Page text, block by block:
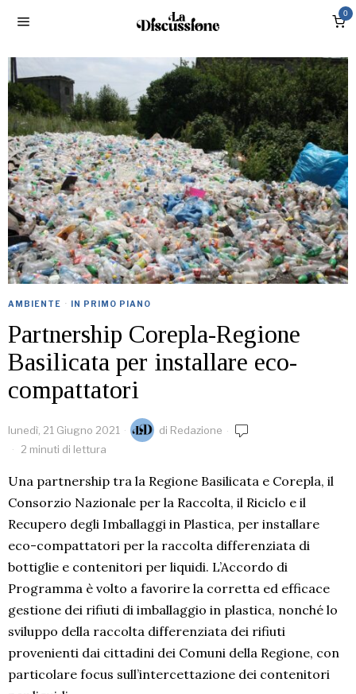
0
AMBIENTE · IN PRIMO PIANO
Partnership Corepla-Regione
Basilicata per installare eco-
compattatori
lunedì, 21 Giugno 2021 di Redazione
2 minuti di lettura
Una partnership tra la Regione Basilicata e Corepla, il
Consorzio Nazionale per la Raccolta, il Riciclo e il
Recupero degli Imballaggi in Plastica, per installare
eco-compattatori per la raccolta differenziata di
bottiglie e contenitori per liquidi. L’Accordo di
Programma è volto a favorire la corretta ed efficace
gestione dei rifiuti di imballaggio in plastica, nonché lo
sviluppo della raccolta differenziata dei rifiuti
provenienti dai cittadini dei Comuni della Regione, con
particolare focus sull’intercettazione dei contenitori